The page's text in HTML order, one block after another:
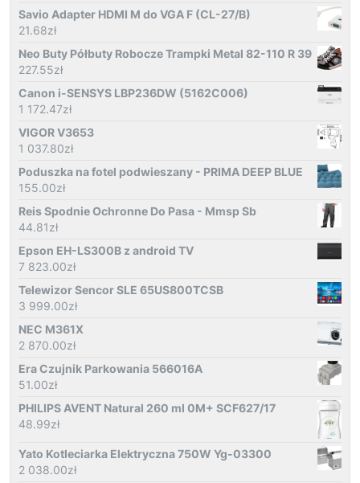
Savio Adapter HDMI M do VGA F (CL-27/B)
21.68zł
Neo Buty Półbuty Robocze Trampki Metal 82-110 R 39
227.55zł
Canon i-SENSYS LBP236DW (5162C006)
1 172.47zł
VIGOR V3653
1 037.80zł
Poduszka na fotel podwieszany - PRIMA DEEP BLUE
155.00zł
Reis Spodnie Ochronne Do Pasa - Mmsp Sb
44.81zł
Epson EH-LS300B z android TV
7 823.00zł
Telewizor Sencor SLE 65US800TCSB
3 999.00zł
NEC M361X
2 870.00zł
Era Czujnik Parkowania 566016A
51.00zł
PHILIPS AVENT Natural 260 ml 0M+ SCF627/17
48.99zł
Yato Kotleciarka Elektryczna 750W Yg-03300
2 038.00zł